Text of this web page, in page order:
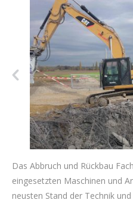
Das Abbruch und Rückbau
eingesetzten Maschinen und
neusten Stand der Technik